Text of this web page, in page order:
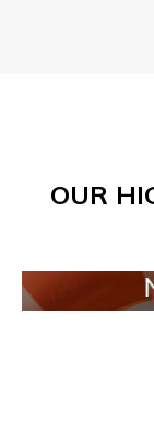
OUR
NEW IN